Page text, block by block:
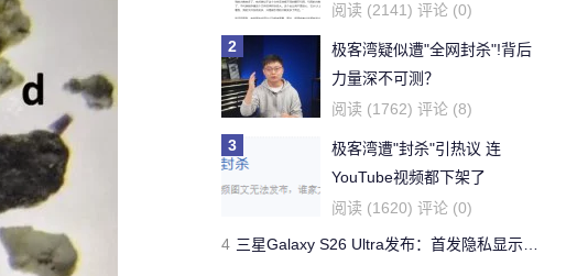
阅读 (2141) 评论 (0)
2
极客湾疑似遭"全网封杀"!背后
力量深不可测？
阅读 (1762) 评论 (8)
3
极客湾遭"封杀"引热议 连
YouTube视频都下架了
阅读 (1620) 评论 (0)
4 三星Galaxy S26 Ultra发布：首发隐私显示屏、骁龙 8 Elite Gen 5与60W闪充